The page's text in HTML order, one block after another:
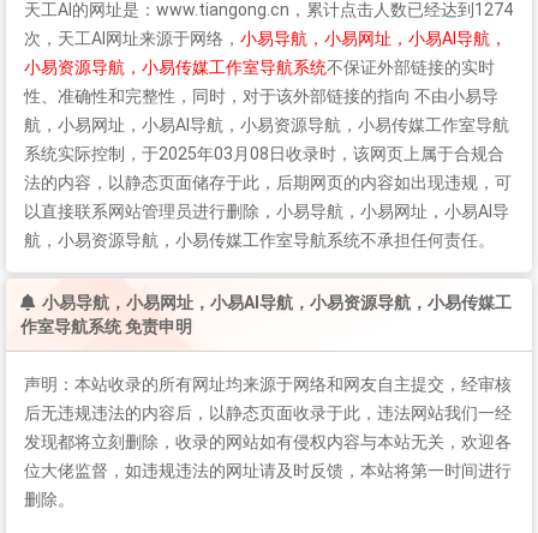
天工AI 的网址是：www.tiangong.cn，累计点击人数已经达到1274
次， 天工AI 网址来源于网络， 小易导航，小易网址，小易AI导航，
小易资源导航，小易传媒工作室导航系统不保证外部链接的实时
性、准确性和完整性，同时，对于该外部链接的指向 不由小易导
航，小易网址，小易AI导航，小易资源导航，小易传媒工作室导航
系统实际控制，于2025年03月08日收录时，该网页上属于合规合
法的内容，以静态页面储存于此，后期网页的内容如出现违规，可
以直接联系网站管理员进行删除，小易导航，小易网址，小易AI导
航，小易资源导航，小易传媒工作室导航系统不承担任何责任。
小易导航，小易网址，小易AI导航，小易资源导航，小易传媒工
作室导航系统 免责申明
声明：本站收录的所有网址均来源于网络和网友自主提交，经审核
后无违规违法的内容后，以静态页面收录于此，违法网站我们一经
发现都将立刻删除，收录的网站如有侵权内容与本站无关，欢迎各
位大佬监督，如违规违法的网址请及时反馈，本站将第一时间进行
删除。